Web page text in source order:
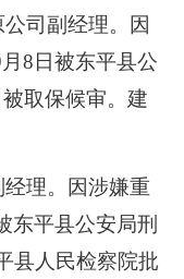
司副经理。因
8日被东平县公
取保候审。建
理。因涉嫌重
东平县公安局刑
县人民检察院批